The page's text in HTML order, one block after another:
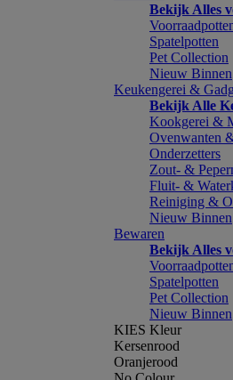
Bekijk Alles
Spatelpotten
Pet Collection
Nieuw Binnen
Keukengerei &
Bekijk Alle
Kookgerei &
Ovenwanten
Onderzetters
Zout- &
Fluit- &
Reiniging &
Nieuw Binnen
Bewaren
Bekijk Alles
Spatelpotten
Pet Collection
Nieuw Binnen
KIES Kleur
Kersenrood
Oranjerood